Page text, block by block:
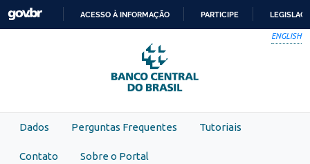
Skip to main content
PARA
O
CONTEÚDO
ACESSO À INFORMAÇÃO PARTICIPE
ENGLISH
Dados Perguntas Frequentes Tutoriais
Contato Sobre o Portal